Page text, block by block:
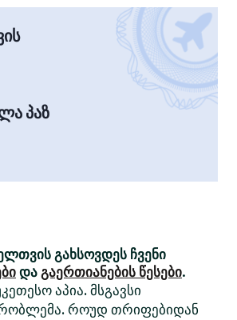
პაზ
გახსოვდეს ჩვენი
და გაერთიანების წესები.
აპია. მსგავსი
პრობლემა. როუდ თრიფებიდან